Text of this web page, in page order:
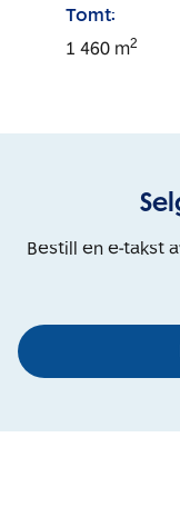
Tomt:
1 460 m2
Bestill en e-takst